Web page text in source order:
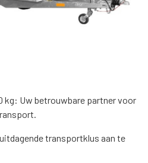
kg: Uw betrouwbare partner voor
transportklus aan te